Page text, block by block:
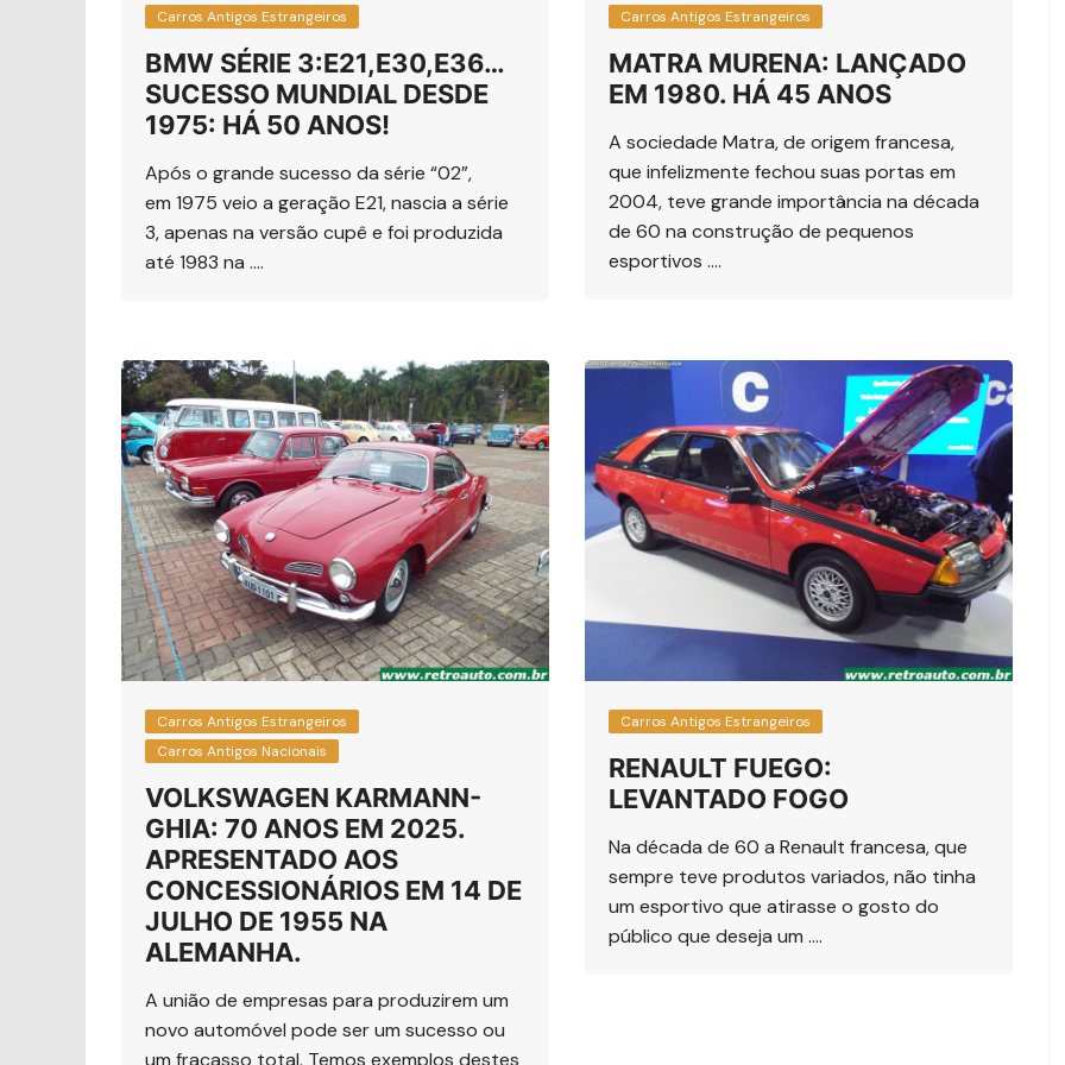
Carros Antigos Estrangeiros
BMW SÉRIE 3:E21,E30,E36…
SUCESSO MUNDIAL DESDE
1975: HÁ 50 ANOS!
Após o grande sucesso da série “02”,
em 1975 veio a geração E21, nascia a série
3, apenas na versão cupê e foi produzida
até 1983 na ….
Carros Antigos Estrangeiros
MATRA MURENA: LANÇADO
EM 1980. HÁ 45 ANOS
A sociedade Matra, de origem francesa,
que infelizmente fechou suas portas em
2004, teve grande importância na década
de 60 na construção de pequenos
esportivos ….
Carros Antigos Estrangeiros
Carros Antigos Nacionais
VOLKSWAGEN KARMANN-
GHIA: 70 ANOS EM 2025.
APRESENTADO AOS
CONCESSIONÁRIOS EM 14 DE
JULHO DE 1955 NA
ALEMANHA.
A união de empresas para produzirem um
novo automóvel pode ser um sucesso ou
um fracasso total. Temos exemplos destes
Carros Antigos Estrangeiros
RENAULT FUEGO:
LEVANTADO FOGO
Na década de 60 a Renault francesa, que
sempre teve produtos variados, não tinha
um esportivo que atirasse o gosto do
público que deseja um ….